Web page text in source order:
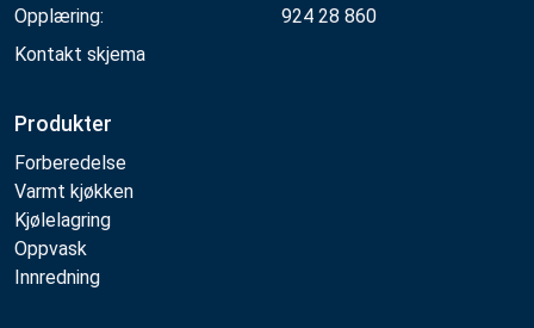
Opplæring:
924 28 860
Kontakt skjema
Produkter
Forberedelse
Varmt kjøkken
Kjølelagring
Oppvask
Innredning